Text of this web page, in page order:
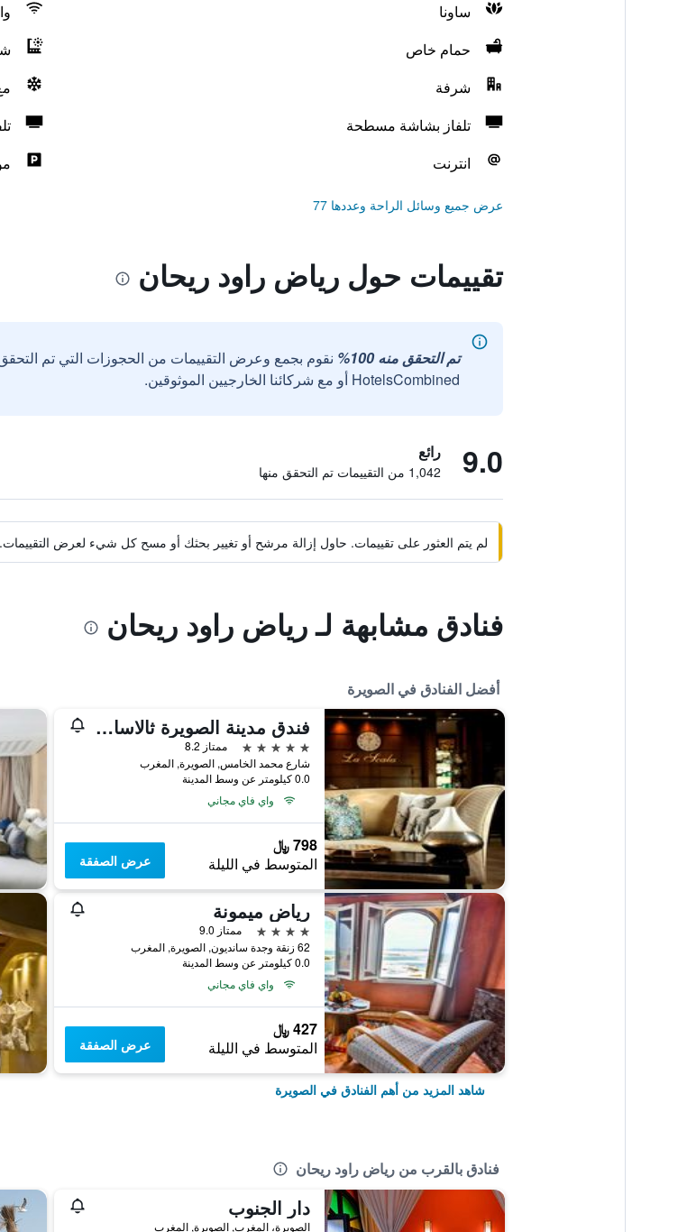
ساونا
حمام خاص
شرفة
تلفاز بشاشة مسطحة
انترنت
عرض جميع وسائل الراحة وعددها 77
تقييمات حول رياض راود ريحان
تم التحقق منه 100%
نقوم بجمع وعرض التقييمات من الحجوزات التي تم
HotelsCombined أو مع شركائنا الخارجيين الموثوقين.
9.0 رائع
1,042 من التقييمات تم التحقق منها
لم يتم العثور على تقييمات. حاول إزالة مرشح أو تغيير بحثك أو مسح كل شيء لعرض التقييمات.
فنادق مشابهة لـ رياض راود ريحان
أفضل الفنادق في الصويرة
فندق مدينة الصويرة ثالاسا سي آند سبا - مجموعة إم جاليري كوليكشن
5 نجوم
ممتاز 8.2
شارع محمد الخامس, الصويرة, المغرب
0.0 كيلومتر عن وسط المدينة
واي فاي مجاني
798 ﷼
المتوسط في الليلة عرض الصفقة
رياض ميمونة
4 نجوم
ممتاز 9.0
62 زنقة وجدة سانديون, الصويرة, المغرب
0.0 كيلومتر عن وسط المدينة
واي فاي مجاني
427 ﷼
المتوسط في الليلة عرض الصفقة
شاهد المزيد من أهم الفنادق في الصويرة
فنادق بالقرب من رياض راود ريحان
دار الجنوب
الصويرة، المغرب, الصويرة, المغرب